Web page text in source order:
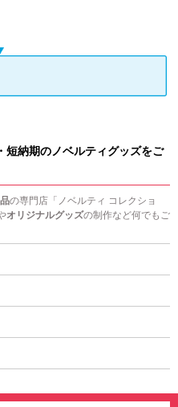
短納期のノベルティグッズをご
の専門店「ノベルティ コレクショ
オリジナルグッズの制作など何でもご